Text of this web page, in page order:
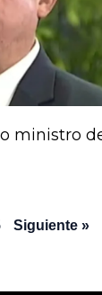
ministro
Siguiente »